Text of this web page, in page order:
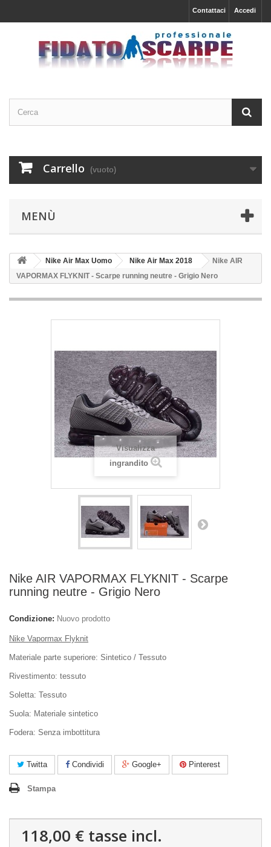
Accedi
Contattaci
Carrello (vuoto)
MENÙ
Nike Air Max Uomo Nike Air Max 2018
Nike AIR
VAPORMAX FLYKNIT - Scarpe running neutre - Grigio Nero
Visualizza
ingrandito
Nike AIR VAPORMAX FLYKNIT - Scarpe
running neutre - Grigio Nero
Condizione: Nuovo prodotto
Nike Vapormax Flyknit
Materiale parte superiore: Sintetico / Tessuto
Rivestimento: tessuto
Soletta: Tessuto
Suola: Materiale sintetico
Fodera: Senza imbottitura
Twitta Condividi Google+ Pinterest
Stampa
118,00 € tasse incl.